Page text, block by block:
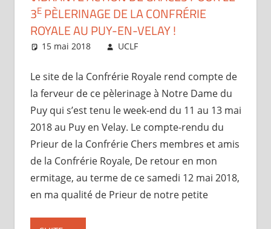
3EPÈLERINAGE DE LA CONFRÉRIE
ROYALE AU PUY-EN-VELAY !
15 mai 2018 UCLF
Le site de la Confrérie Royale rend compte de
la ferveur de ce pèlerinage à Notre Dame du
Puy qui s’est tenu le week-end du 11 au 13 mai
2018 au Puy en Velay. Le compte-rendu du
Prieur de la Confrérie Chers membres et amis
de la Confrérie Royale, De retour en mon
ermitage, au terme de ce samedi 12 mai 2018,
en ma qualité de Prieur de notre petite